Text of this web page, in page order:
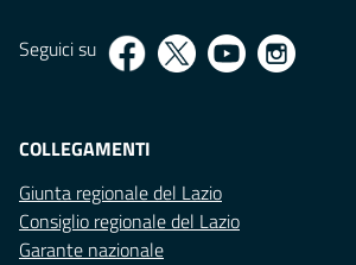
Seguici su
COLLEGAMENTI
Giunta regionale del Lazio
Consiglio regionale del Lazio
Garante nazionale